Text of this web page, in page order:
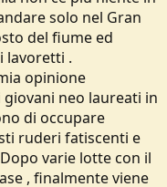
solo nel Gran
del fiume ed
lavoretti .
opinione
neo laureati in
di occupare
ruderi fatiscenti e
varie lotte con il
, finalmente viene